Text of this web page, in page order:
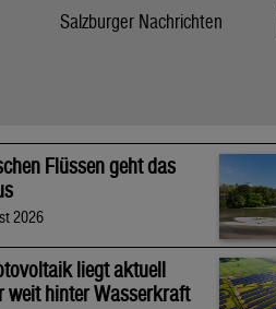
Salzburger Nachrichten
Flüssen geht das
2026
liegt aktuell
weit hinter Wasserkraft